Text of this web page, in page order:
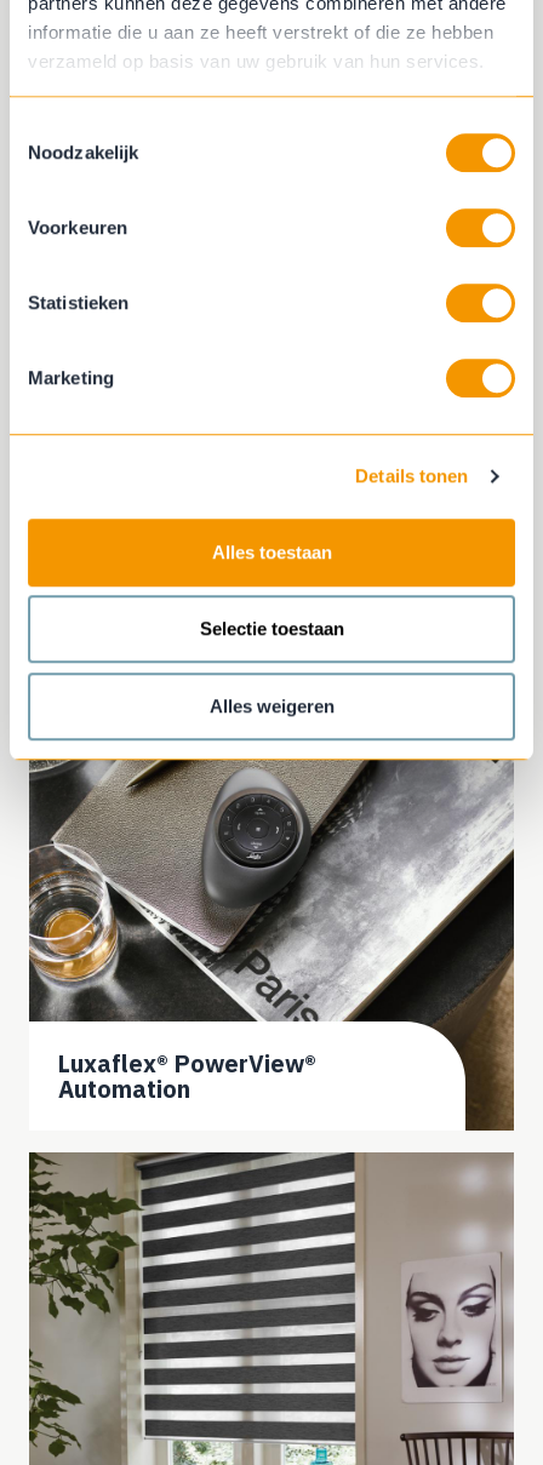
informatie die u aan ze heeft verstrekt of die ze hebben
verzameld op basis van uw gebruik van hun services.
Noodzakelijk
Voorkeuren
Statistieken
Marketing
Details tonen
Alles toestaan
Selectie toestaan
Alles weigeren
Luxaflex® horizontale jaloezieën
Luxaflex® Vouwgordijnen
Luxaflex® PowerView®
Automation